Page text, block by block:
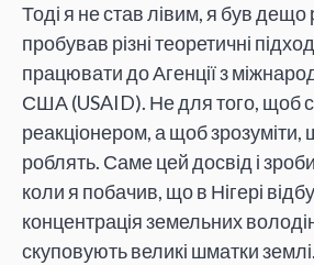
Тоді я не став лівим, я був дещо
пробував різні теоретичні
працювати до Агенції з
США (USAID). Не для того, щоб
реакціонером, а щоб зрозуміти,
роблять. Саме цей досвід і
коли я побачив, що в Нігері
концентрація земельних
скуповують великі шматки